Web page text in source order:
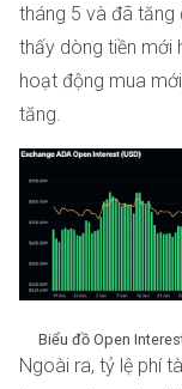
tháng 5 và đã tăng
thấy dòng tiền mới
hoạt động mua
tăng.
Biểu đồ Open
Ngoài ra, tỷ lệ phí